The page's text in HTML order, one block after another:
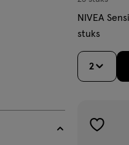
NIVEA
stuks
2